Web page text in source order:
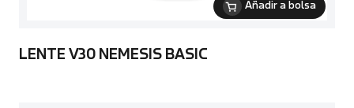
Añadir a bolsa
LENTE V30 NEMESIS BASIC